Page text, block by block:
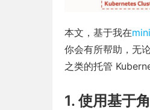
本文，基于我在
你会有所帮助，无
之类的托管
1. 使用基于